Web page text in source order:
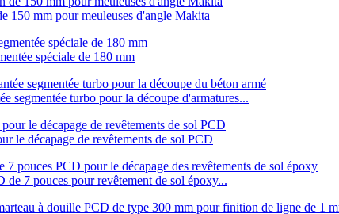
150 mm pour meuleuses d'angle Makita
spéciale de 180 mm
segmentée turbo pour la découpe d'armatures...
le décapage de revêtements de sol PCD
de 7 pouces pour revêtement de sol époxy...